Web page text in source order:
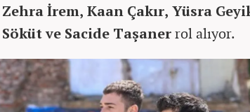
Zehra İrem, Kaan Çakır, Yüsra
Söküt ve Sacide Taşanerrol alıyor.